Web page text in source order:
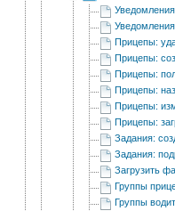
Прицепы:
Прицепы:
Прицепы:
Прицепы:
Прицепы:
Прицепы:
Задания:
Задания:
Загрузить
Группы
Группы